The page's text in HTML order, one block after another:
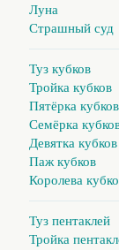
Луна
Страшный суд
Туз кубков
Тройка кубков
Пятёрка кубков
Семёрка
Девятка кубков
Паж кубков
Королева
Туз пентаклей
Тройка